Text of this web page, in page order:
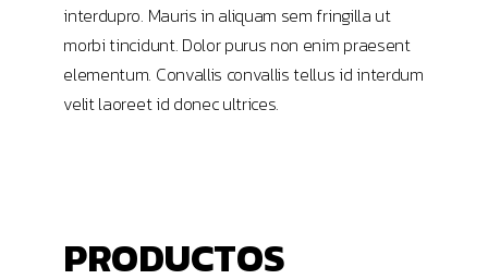
interdupro. Mauris in aliquam sem fringilla ut
morbi tincidunt. Dolor purus non enim praesent
elementum. Convallis convallis tellus id interdum
velit laoreet id donec ultrices.
PRODUCTOS